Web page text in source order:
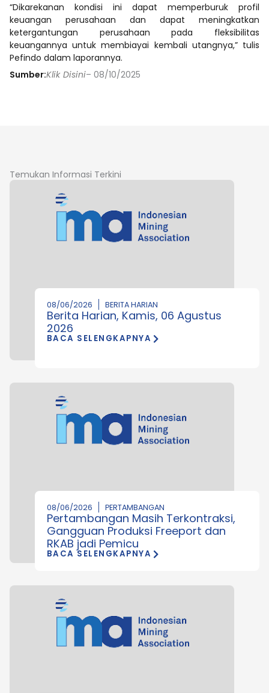
“Dikarekanan kondisi ini dapat memperburuk profil
keuangan perusahaan dan dapat meningkatkan
ketergantungan perusahaan pada fleksibilitas
keuangannya untuk membiayai kembali utangnya,” tulis
Pefindo dalam laporannya.
Sumber:Klik Disini– 08/10/2025
Temukan Informasi Terkini
08/06/2026 BERITA HARIAN
Berita Harian, Kamis, 06 Agustus
2026
BACA SELENGKAPNYA
08/06/2026 PERTAMBANGAN
Pertambangan Masih Terkontraksi,
Gangguan Produksi Freeport dan
RKAB jadi Pemicu
BACA SELENGKAPNYA